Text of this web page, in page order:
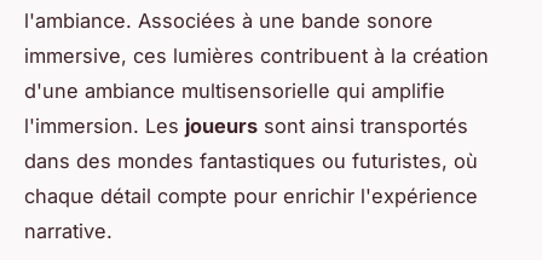
l'ambiance. Associées à une bande sonore
immersive, ces lumières contribuent à la création
d'une ambiance multisensorielle qui amplifie
l'immersion. Les joueurs sont ainsi transportés
dans des mondes fantastiques ou futuristes, où
chaque détail compte pour enrichir l'expérience
narrative.